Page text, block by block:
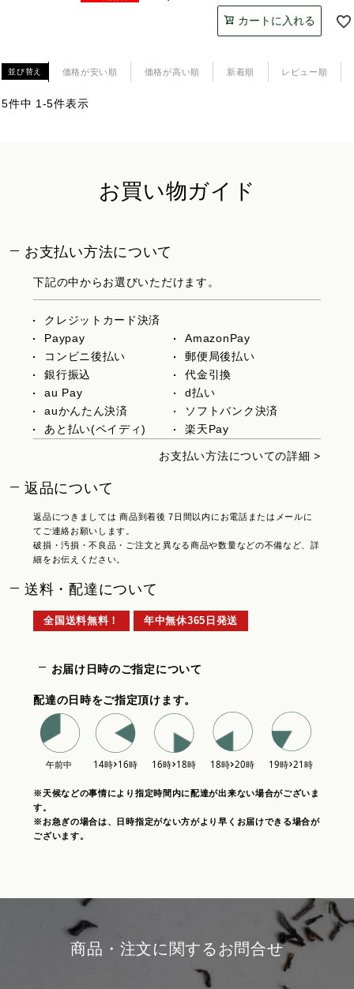
カートに入れる
並び替え 価格が安い順 価格が高い順 新着順 レビュー順
5件中 1 -5件表示
お買い物ガイド
お支払い方法について
下記の中からお選びいただけます。
クレジットカード決済
Paypay
AmazonPay
コンビニ後払い
郵便局後払い
銀行振込
代金引換
au Pay
d払い
auかんたん決済
ソフトバンク決済
あと払い(ペイディ)
楽天Pay
お支払い方法についての詳細 >
返品について
返品につきましては 商品到着後 7日間以内にお電話またはメールに
てご連絡お願いします。
破損・汚損・不良品・ご注文と異なる商品や数量などの不備など、詳
細をお伝えください。
送料・配達について
全国送料無料！ 年中無休365日発送
お届け日時のご指定について
配達の日時をご指定頂けます。
※天候などの事情により指定時間内に配達が出来ない場合がございま
す。
※お急ぎの場合は、日時指定がない方がより早くお届けできる場合が
ございます。
商品・注文に関するお問合せ